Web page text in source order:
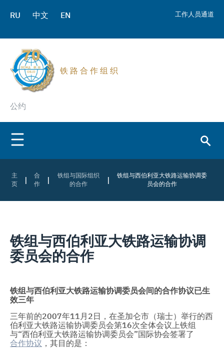
RU 中文 EN 工作人员通道
铁 路 合 作 组 织
公约
主
页
|
合
作
|
铁组与国际组织
的合作
|
铁组与西伯利亚大铁路运输协调委
员会的合作
铁组与西伯利亚大铁路运输协调
委员会的合作
铁组与西伯利亚大铁路运输协调委员会间的合作协议已生
效三年
三年前的2007年11月2日，在圣加仑市（瑞士）举行的西
伯利亚大铁路运输协调委员会第16次全体会议上铁组
与“西伯利亚大铁路运输协调委员会”国际协会签署了
合作协议 ，其目的是：